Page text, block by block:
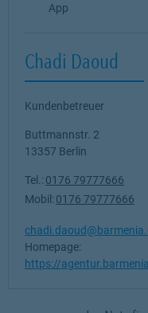
App
Chadi Daoud
Kundenbetreuer
Buttmannstr. 2
13357 Berlin
Tel.: 0176 79777666
Mobil: 0176 79777666
Homepage:
https://